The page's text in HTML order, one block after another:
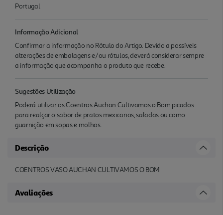
Portugal
Informação Adicional
Confirmar a informação no Rótulo do Artigo. Devido a possíveis
alterações de embalagens e/ou rótulos, deverá considerar sempre
a informação que acompanha o produto que recebe.
Sugestões Utilização
Poderá utilizar os Coentros Auchan Cultivamos o Bom picados
para realçar o sabor de pratos mexicanos, saladas ou como
guarnição em sopas e molhos.
Descrição
COENTROS VASO AUCHAN CULTIVAMOS O BOM
Avaliações